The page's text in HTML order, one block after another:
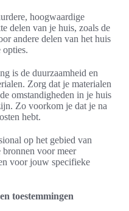
hoogwaardige
delen van je huis, zoals de
andere delen van het huis
opties.
is de duurzaamheid en
Zorg dat je materialen
omstandigheden in je huis
Zo voorkom je dat je na
hebt.
op het gebied van
voor meer
voor jouw specifieke
toestemmingen